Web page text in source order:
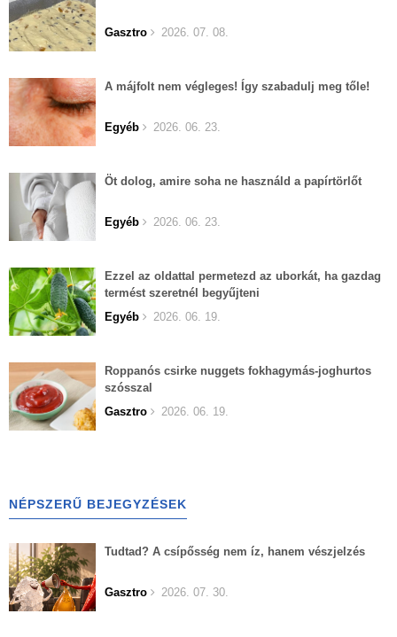
Gasztro 2026. 07. 08.
A májfolt nem végleges! Így szabadulj meg tőle!
Egyéb 2026. 06. 23.
Öt dolog, amire soha ne használd a papírtörlőt
Egyéb 2026. 06. 23.
Ezzel az oldattal permetezd az uborkát, ha gazdag
termést szeretnél begyűjteni
Egyéb
2026. 06. 19.
Roppanós csirke nuggets fokhagymás-joghurtos
szósszal
Gasztro
2026. 06. 19.
NÉPSZERŰ BEJEGYZÉSEK
Tudtad? A csípősség nem íz, hanem vészjelzés
Gasztro 2026. 07. 30.